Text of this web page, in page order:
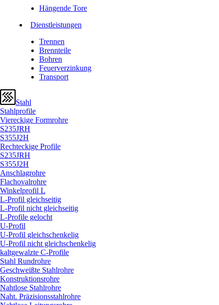
Hängende Tore
Dienstleistungen
Trennen
Brennteile
Bohren
Feuerverzinkung
Transport
Stahl
Stahlprofile
Viereckige Formrohre
S235JRH
S355J2H
Rechteckige Profile
S235JRH
S355J2H
Anschlagrohre
Flachovalrohre
Winkelprofil L
L-Profil gleichseitig
L-Profil nicht gleichseitig
L-Profile gelocht
U-Profil
U-Profil gleichschenkelig
U-Profil nicht gleichschenkelig
kaltgewalzte C-Profile
Stahl Rundrohre
Geschweißte Stahlrohre
Konstruktionsrohre
Nahtlose Stahlrohre
Naht. Präzisionsstahlrohre